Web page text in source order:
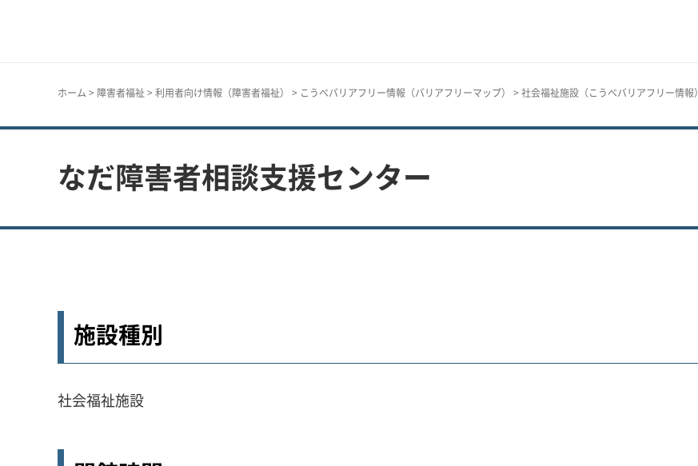
ホーム > 障害者福祉 > 利用者向け情報（障害者福祉） > こうべバリアフリー情報（バリアフリーマップ） > 社会福祉施設（こうべバリアフリー情報）
なだ障害者相談支援センター
施設種別
社会福祉施設